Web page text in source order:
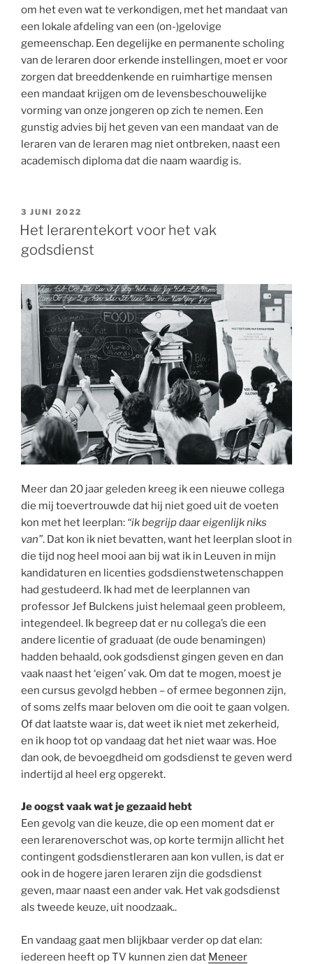
om het even wat te verkondigen, met het mandaat van
een lokale afdeling van een (on-)gelovige
gemeenschap. Een degelijke en permanente scholing
van de leraren door erkende instellingen, moet er voor
zorgen dat breeddenkende en ruimhartige mensen
een mandaat krijgen om de levensbeschouwelijke
vorming van onze jongeren op zich te nemen. Een
gunstig advies bij het geven van een mandaat van de
leraren van de leraren mag niet ontbreken, naast een
academisch diploma dat die naam waardig is.
GEPLAATST
OP
3 JUNI 2022
Het lerarentekort voor het vak
godsdienst
Meer dan 20 jaar geleden kreeg ik een nieuwe collega
die mij toevertrouwde dat hij niet goed uit de voeten
kon met het leerplan: “ik begrijp daar eigenlijk niks
van”. Dat kon ik niet bevatten, want het leerplan sloot in
die tijd nog heel mooi aan bij wat ik in Leuven in mijn
kandidaturen en licenties godsdienstwetenschappen
had gestudeerd. Ik had met de leerplannen van
professor Jef Bulckens juist helemaal geen probleem,
integendeel. Ik begreep dat er nu collega’s die een
andere licentie of graduaat (de oude benamingen)
hadden behaald, ook godsdienst gingen geven en dan
vaak naast het ‘eigen’ vak. Om dat te mogen, moest je
een cursus gevolgd hebben – of ermee begonnen zijn,
of soms zelfs maar beloven om die ooit te gaan volgen.
Of dat laatste waar is, dat weet ik niet met zekerheid,
en ik hoop tot op vandaag dat het niet waar was. Hoe
dan ook, de bevoegdheid om godsdienst te geven werd
indertijd al heel erg opgerekt.
Je oogst vaak wat je gezaaid hebt
Een gevolg van die keuze, die op een moment dat er
een lerarenoverschot was, op korte termijn allicht het
contingent godsdienstleraren aan kon vullen, is dat er
ook in de hogere jaren leraren zijn die godsdienst
geven, maar naast een ander vak. Het vak godsdienst
als tweede keuze, uit noodzaak..
En vandaag gaat men blijkbaar verder op dat elan:
iedereen heeft op TV kunnen zien dat Meneer